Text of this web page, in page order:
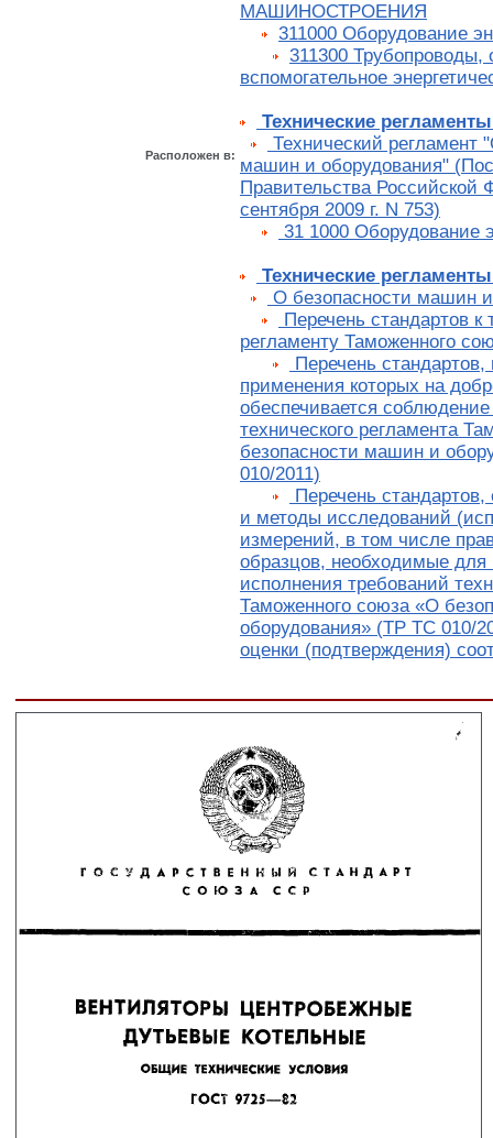
Расположен в:
МАШИНОСТРОЕНИЯ
311000 Оборудование
311300 Трубопроводы,
вспомогательное
Технические
Технический регламент
машин и оборудования"
Правительства Российской
сентября 2009 г. N 753)
31 1000 Оборудование
Технические
О безопасности машин
Перечень стандартов к
регламенту Таможенного
Перечень стандартов,
применения которых на
обеспечивается
технического регламента
безопасности машин и
010/2011)
Перечень
и методы исследований
измерений, в том числе
образцов, необходимые
исполнения требований
Таможенного союза «О
оборудования» (ТР ТС 010/
оценки (подтверждения)